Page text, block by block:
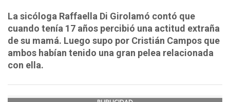
La sicóloga Raffaella Di Girolamó contó que
cuando tenía 17 años percibió una actitud extraña
de su mamá. Luego supo por Cristián Campos que
ambos habían tenido una gran pelea relacionada
con ella.